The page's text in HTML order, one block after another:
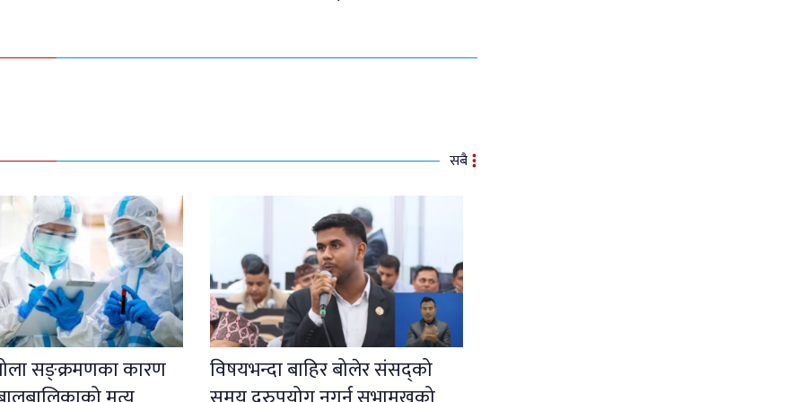
सबै
सङ्क्रमणका कारण
विषयभन्दा बाहिर बोलेर संसद्को